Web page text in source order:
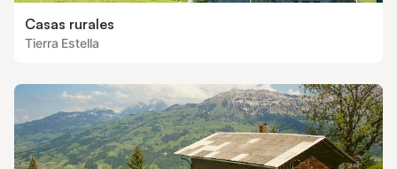
Casas rurales
Tierra Estella